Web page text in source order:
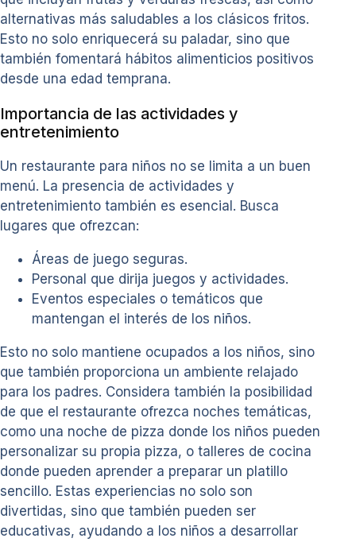
alternativas más saludables a los clásicos fritos.
Esto no solo enriquecerá su paladar, sino que
también fomentará hábitos alimenticios positivos
desde una edad temprana.
Importancia de las actividades y
entretenimiento
Un restaurante para niños no se limita a un buen
menú. La presencia de actividades y
entretenimiento también es esencial. Busca
lugares que ofrezcan:
Áreas de juego seguras.
Personal que dirija juegos y actividades.
Eventos especiales o temáticos que
mantengan el interés de los niños.
Esto no solo mantiene ocupados a los niños, sino
que también proporciona un ambiente relajado
para los padres. Considera también la posibilidad
de que el restaurante ofrezca noches temáticas,
como una noche de pizza donde los niños pueden
personalizar su propia pizza, o talleres de cocina
donde pueden aprender a preparar un platillo
sencillo. Estas experiencias no solo son
divertidas, sino que también pueden ser
educativas, ayudando a los niños a desarrollar